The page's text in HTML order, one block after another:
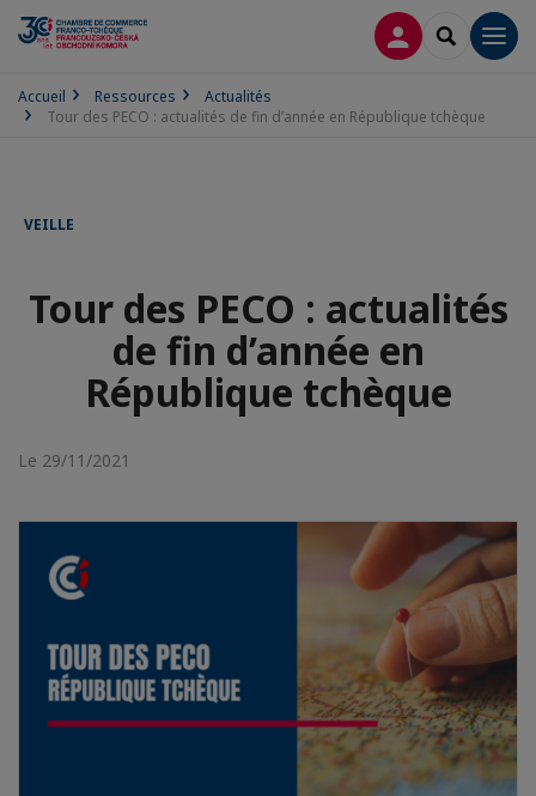
CONNEXION
Accueil Ressources
Actualités
Tour des PECO : actualités de fin d’année en République tchèque
VEILLE
Tour des PECO : actualités
de fin d’année en
République tchèque
Le 29/11/2021